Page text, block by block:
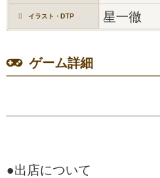
イラスト・DTP 星一徹
ゲーム詳細
●出店について